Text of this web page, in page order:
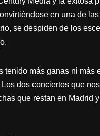
en una de
se despiden de los
más ganas ni
dos conciertos que
que restan en Madrid